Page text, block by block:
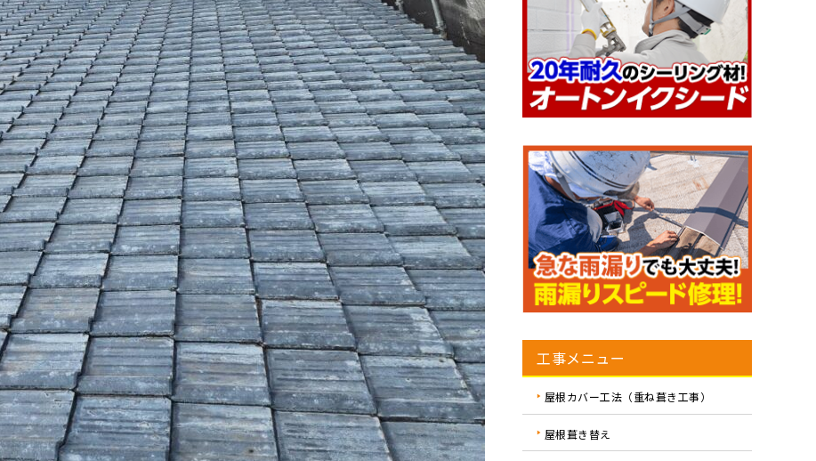
工事メニュー
屋根カバー工法（重ね葺き工事）
屋根葺き替え